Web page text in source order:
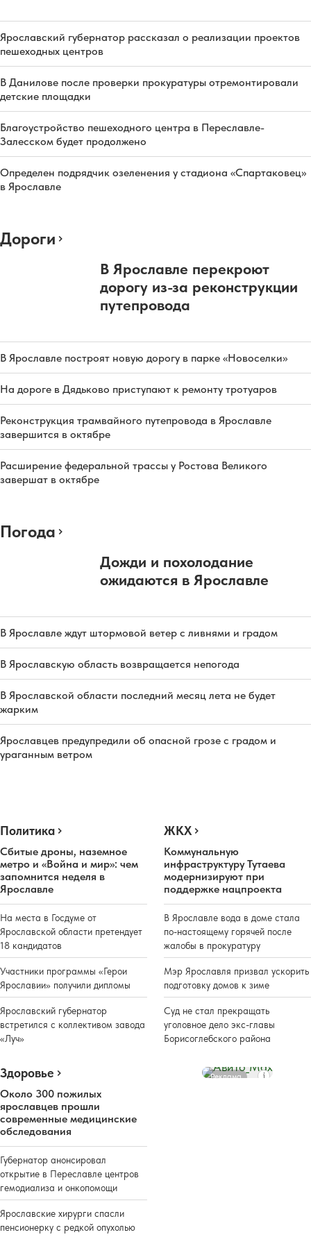
Ярославский губернатор рассказал о реализации проектов
пешеходных центров
В Данилове после проверки прокуратуры отремонтировали
детские площадки
Благоустройство пешеходного центра в Переславле-
Залесском будет продолжено
Определен подрядчик озеленения у стадиона «Спартаковец»
в Ярославле
Дороги
В Ярославле перекроют
дорогу из-за реконструкции
путепровода
В Ярославле построят новую дорогу в парке «Новоселки»
На дороге в Дядьково приступают к ремонту тротуаров
Реконструкция трамвайного путепровода в Ярославле
завершится в октябре
Расширение федеральной трассы у Ростова Великого
завершат в октябре
Погода
Дожди и похолодание
ожидаются в Ярославле
В Ярославле ждут штормовой ветер с ливнями и градом
В Ярославскую область возвращается непогода
В Ярославской области последний месяц лета не будет
жарким
Ярославцев предупредили об опасной грозе с градом и
ураганным ветром
Политика
Сбитые дроны, наземное
метро и «Война и мир»: чем
запомнится неделя в
Ярославле
На места в Госдуме от
Ярославской области претендует
18 кандидатов
Участники программы «Герои
Ярославии» получили дипломы
Ярославский губернатор
встретился с коллективом завода
«Луч»
ЖКХ
Коммунальную
инфраструктуру Тутаева
модернизируют при
поддержке нацпроекта
В Ярославле вода в доме стала
по-настоящему горячей после
жалобы в прокуратуру
Мэр Ярославля призвал ускорить
подготовку домов к зиме
Суд не стал прекращать
уголовное дело экс-главы
Борисоглебского района
Здоровье
Около 300 пожилых
ярославцев прошли
современные медицинские
обследования
Губернатор анонсировал
открытие в Переславле центров
гемодиализа и онкопомощи
Ярославские хирурги спасли
пенсионерку с редкой опухолью
Реклама